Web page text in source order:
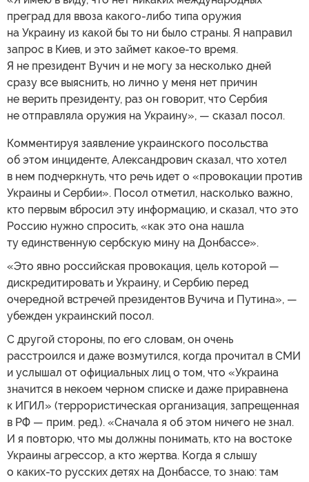
преград для ввоза какого-либо типа оружия
на Украину из какой бы то ни было страны. Я направил
запрос в Киев, и это займет какое-то время.
Я не президент Вучич и не могу за несколько дней
сразу все выяснить, но лично у меня нет причин
не верить президенту, раз он говорит, что Сербия
не отправляла оружия на Украину», — сказал посол.
Комментируя заявление украинского посольства
об этом инциденте, Александрович сказал, что хотел
в нем подчеркнуть, что речь идет о «провокации против
Украины и Сербии». Посол отметил, насколько важно,
кто первым вбросил эту информацию, и сказал, что это
Россию нужно спросить, «как это она нашла
ту единственную сербскую мину на Донбассе».
«Это явно российская провокация, цель которой —
дискредитировать и Украину, и Сербию перед
очередной встречей президентов Вучича и Путина», —
убежден украинский посол.
С другой стороны, по его словам, он очень
расстроился и даже возмутился, когда прочитал в СМИ
и услышал от официальных лиц о том, что «Украина
значится в некоем черном списке и даже приравнена
к ИГИЛ» (террористическая организация, запрещенная
в РФ — прим. ред.). «Сначала я об этом ничего не знал.
И я повторю, что мы должны понимать, кто на востоке
Украины агрессор, а кто жертва. Когда я слышу
о каких-то русских детях на Донбассе, то знаю: там